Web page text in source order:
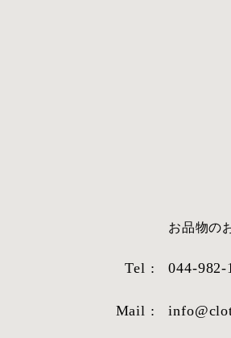
お品物の
Tel : 044-982-
Mail :